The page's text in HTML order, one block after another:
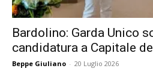
Bardolino: Garda Unico
candidatura a Capitale
Beppe Giuliano - 20 Luglio 2026